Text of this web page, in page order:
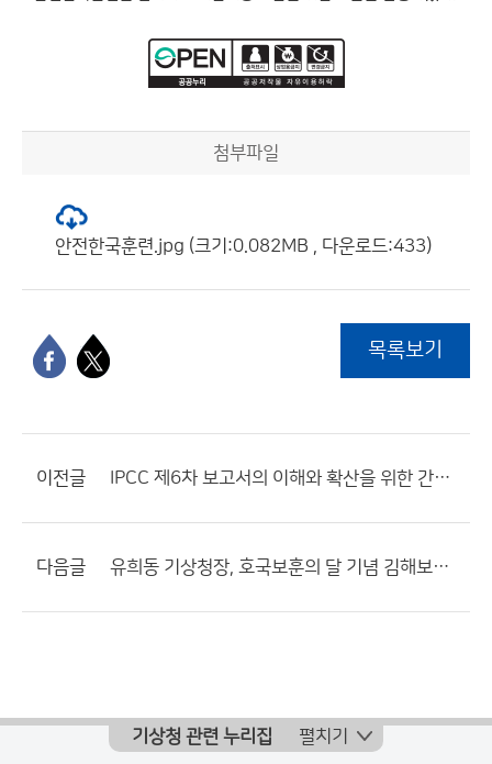
첨부파일
안전한국훈련.jpg (크기:0.082MB , 다운로드:433)
목록보기
이전글 IPCC 제6차 보고서의 이해와 확산을 위한 간담회
다음글 유희동 기상청장, 호국보훈의 달 기념 김해보훈요양원 위문
기상청 관련 누리집 펼치기